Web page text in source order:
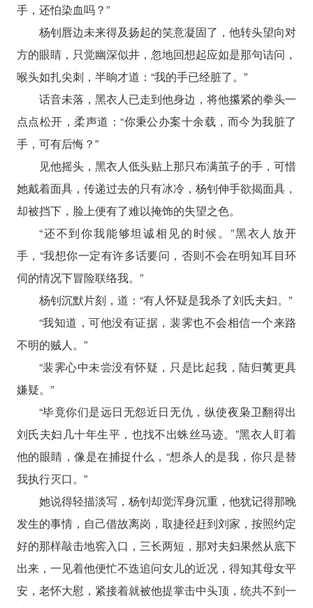
手，还怕染血吗？”
杨钊唇边未来得及扬起的笑意凝固了，他转头望向对
方的眼睛，只觉幽深似井，忽地回想起应如是那句诘问，
喉头如扎尖刺，半晌才道：“我的手已经脏了。”
话音未落，黑衣人已走到他身边，将他攥紧的拳头一
点点松开，柔声道：“你秉公办案十余载，而今为我脏了
手，可有后悔？”
见他摇头，黑衣人低头贴上那只布满茧子的手，可惜
她戴着面具，传递过去的只有冰冷，杨钊伸手欲揭面具，
却被挡下，脸上便有了难以掩饰的失望之色。
“还不到你我能够坦诚相见的时候。”黑衣人放开
手，“我想你一定有许多话要问，否则不会在明知耳目环
伺的情况下冒险联络我。”
杨钊沉默片刻，道：“有人怀疑是我杀了刘氏夫妇。”
“我知道，可他没有证据，裴霁也不会相信一个来路
不明的贼人。”
“裴霁心中未尝没有怀疑，只是比起我，陆归荑更具
嫌疑。”
“毕竟你们是远日无怨近日无仇，纵使夜枭卫翻得出
刘氏夫妇几十年生平，也找不出蛛丝马迹。”黑衣人盯着
他的眼睛，像是在捕捉什么，“想杀人的是我，你只是替
我执行灭口。”
她说得轻描淡写，杨钊却觉浑身沉重，他犹记得那晚
发生的事情，自己借故离岗，取捷径赶到刘家，按照约定
好的那样敲击地窖入口，三长两短，那对夫妇果然从底下
出来，一见着他便忙不迭追问女儿的近况，得知其母女平
安，老怀大慰，紧接着就被他提掌击中头顶，统共不到一